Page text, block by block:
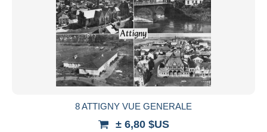
8 ATTIGNY VUE GENERALE
± 6,80 $US